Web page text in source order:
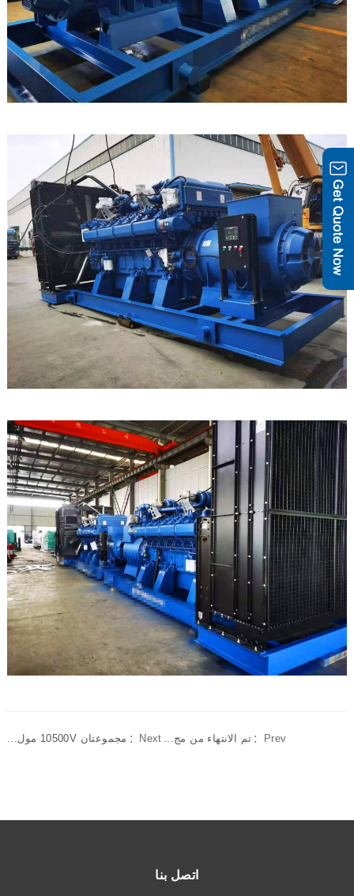
Next： مجموعتان 10500V مول... Prev： تم الانتهاء من مج...
اتصل بنا